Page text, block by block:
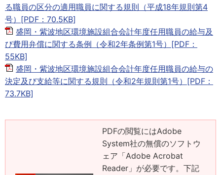
る職員の区分の適用職員に関する規則（平成18年規則第4
号）[PDF：70.5KB]
盛岡・紫波地区環境施設組合会計年度任用職員の給与及
び費用弁償に関する条例（令和2年条例第1号）[PDF：
55KB]
盛岡・紫波地区環境施設組合会計年度任用職員の給与の
決定及び支給等に関する規則（令和2年規則第1号）[PDF：
73.7KB]
PDFの閲覧にはAdobe
System社の無償のソフトウ
ェア「Adobe Acrobat
Reader」が必要です。下記